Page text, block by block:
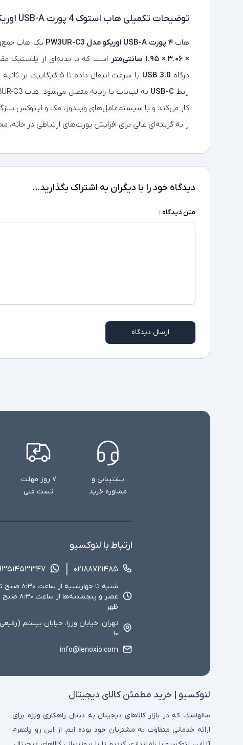
توضیحات تکمیلی هاب استوک 4 پورت USB-A اوریکو مدل PW3UR-C3
هاب۴ پورت USB-A اوریکو مدل PW3UR-C3 یک هاب
× ۳.۰۶ × ۱.۹۵ سانتی‌متر
درگاه USB 3.0 با سرعت انتقال داده تا ۵ گیگابیت بر ثانیه و یک درگاه
رابط USB-C
کار می‌کند و با سیستم‌عامل‌های ویندوز، مک و لینوکس
را به گزینه‌ای عالی برای افزایش پورت‌های ارتباطی در
دیدگاه خود را با دیگران به اشتراک بگذارید...
متن دیدگاه :
ارسال دیدگاه
پشتیبانی و
مشاوره خرید
۷ روز مهلت
تست فنی
ارتباط با لنوکسیو
۰۲۱۸۸۷۲۱۴۸۵
ظهر
تهران، خیابان وزرا، خیابان بیستم
۱۰
info@lenoxio.com
لنوکسیو | خرید مطمئن کالای دیجیتال
سالهاست که در بازار کالاهای دیجیتال به دنبال راهکاری ویژه برای
ارائه خدماتی متفاوت به مشتریان خود بوده ایم. از این رو پلتفرم